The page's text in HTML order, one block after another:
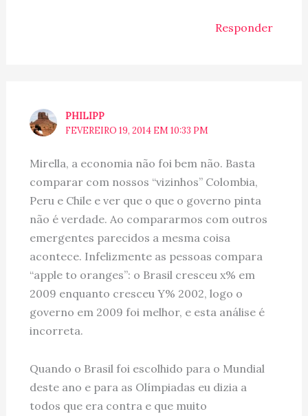
Responder
PHILIPP
FEVEREIRO 19, 2014 EM 10:33 PM
Mirella, a economia não foi bem não. Basta
comparar com nossos “vizinhos” Colombia,
Peru e Chile e ver que o que o governo pinta
não é verdade. Ao compararmos com outros
emergentes parecidos a mesma coisa
acontece. Infelizmente as pessoas compara
“apple to oranges”: o Brasil cresceu x% em
2009 enquanto cresceu Y% 2002, logo o
governo em 2009 foi melhor, e esta análise é
incorreta.
Quando o Brasil foi escolhido para o Mundial
deste ano e para as Olímpiadas eu dizia a
todos que era contra e que muito